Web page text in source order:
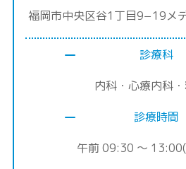
福岡市中央区谷1丁目9−19メ
診療科
内科・心療内科
診療時間
午前 09:30 〜